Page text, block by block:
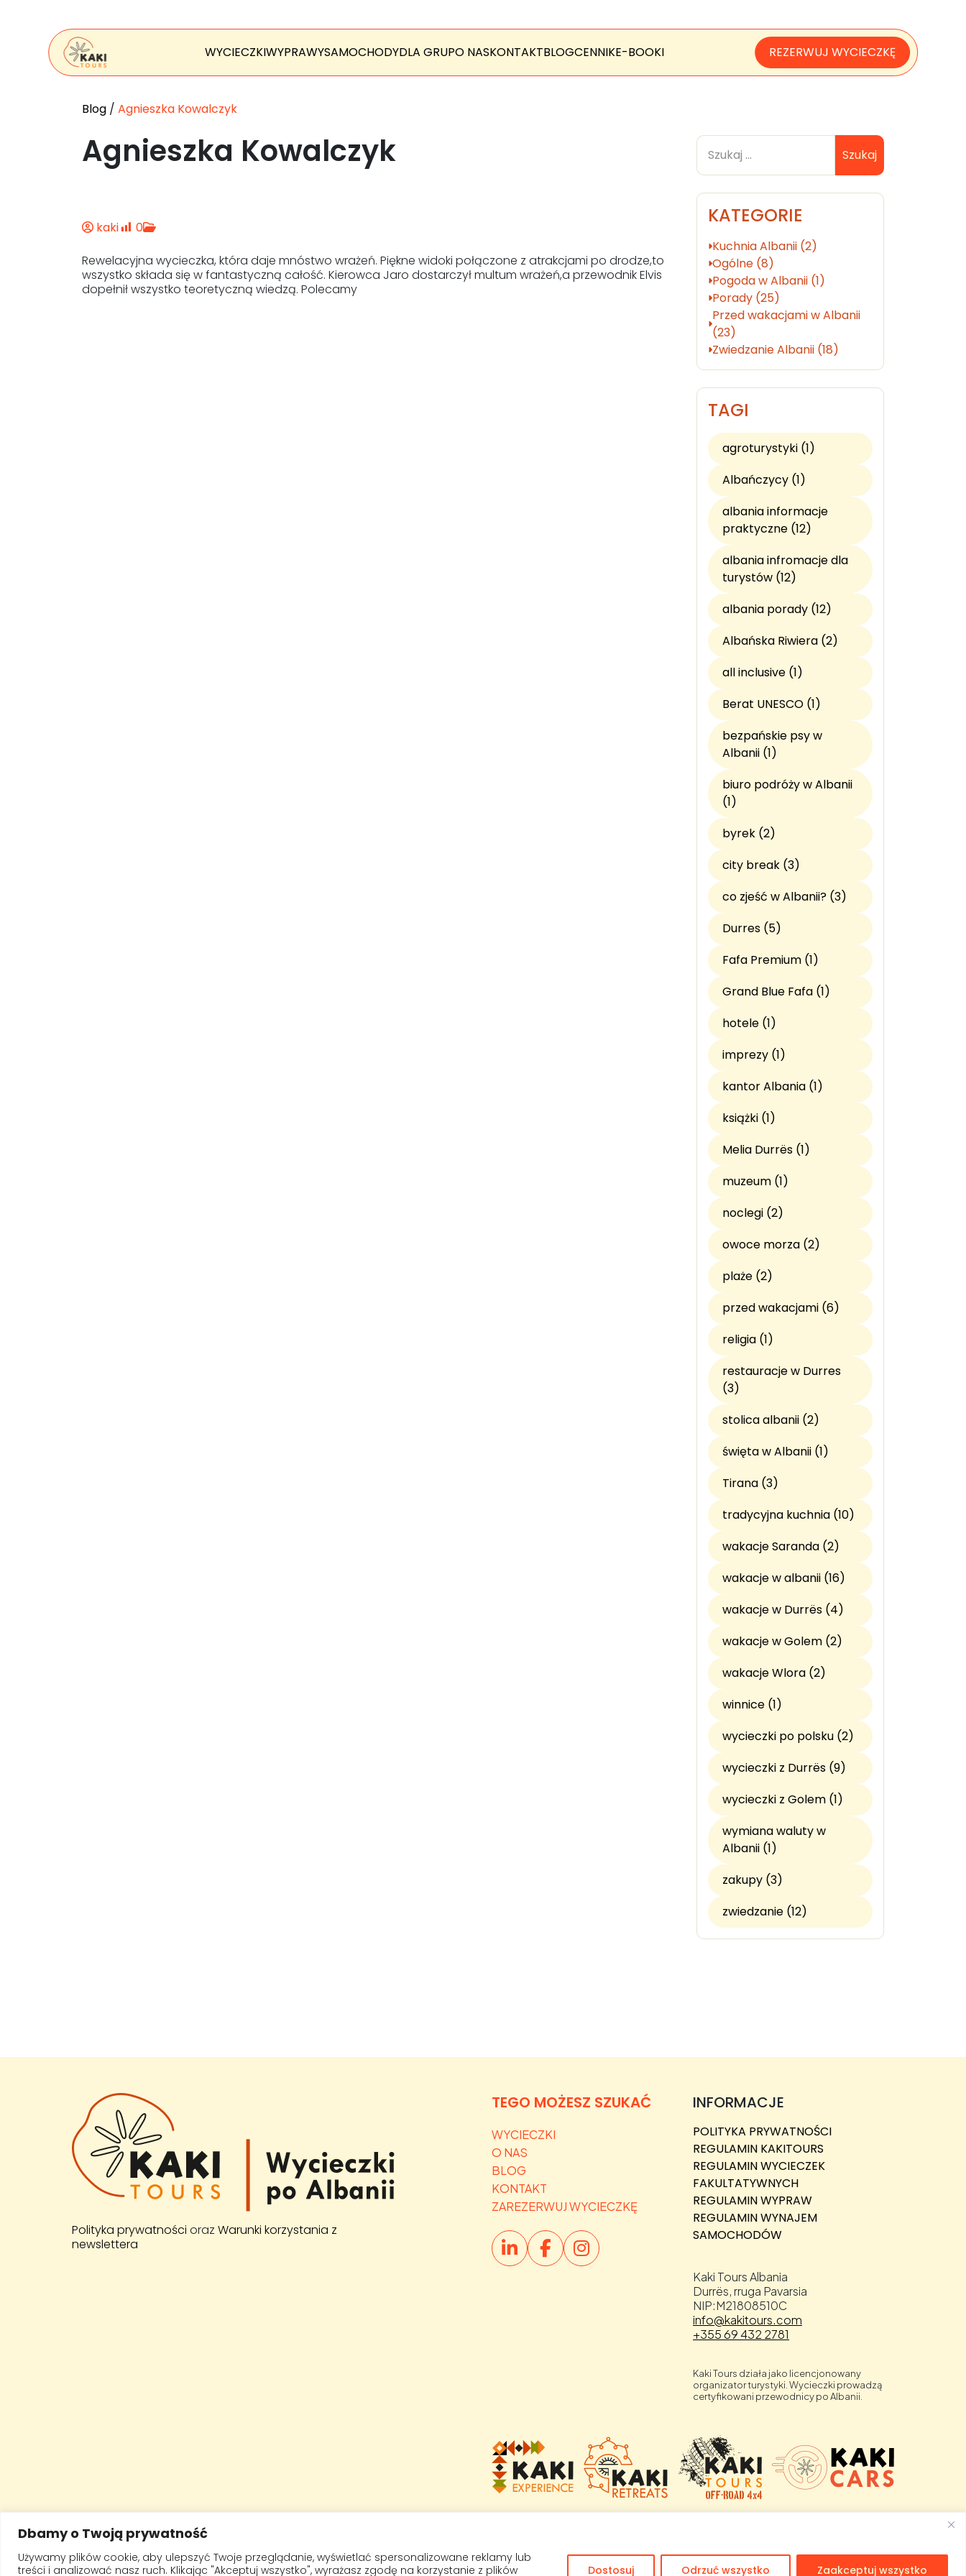
Dbamy o Twoją prywatność
Używamy plików cookie, aby ulepszyć Twoje przeglądanie, wyświetlać spersonalizowane reklamy lub
treści i analizować nasz ruch. Klikając "Akceptuj wszystko", wyrażasz zgodę na korzystanie z plików
Dostosuj Odrzuć wszystko Zaakceptuj wszystko
WYCIECZKIWYPRAWYSAMOCHODYDLA GRUPO NASKONTAKTBLOGCENNIKE-BOOKI REZERWUJ WYCIECZKĘ
Blog / Agnieszka Kowalczyk
Agnieszka Kowalczyk
kaki
0
Rewelacyjna wycieczka, która daje mnóstwo wrażeń. Piękne widoki połączone z atrakcjami po drodze,to
wszystko składa się w fantastyczną całość. Kierowca Jaro dostarczył multum wrażeń,a przewodnik Elvis
dopełnił wszystko teoretyczną wiedzą. Polecamy
Szukaj
KATEGORIE
Kuchnia Albanii (2)
Ogólne (8)
Pogoda w Albanii (1)
Porady (25)
Przed wakacjami w Albanii
(23)
Zwiedzanie Albanii (18)
TAGI
agroturystyki (1)
Albańczycy (1)
albania informacje
praktyczne (12)
albania infromacje dla
turystów (12)
albania porady (12)
Albańska Riwiera (2)
all inclusive (1)
Berat UNESCO (1)
bezpańskie psy w
Albanii (1)
biuro podróży w Albanii
(1)
byrek (2)
city break (3)
co zjeść w Albanii? (3)
Durres (5)
Fafa Premium (1)
Grand Blue Fafa (1)
hotele (1)
imprezy (1)
kantor Albania (1)
książki (1)
Melia Durrës (1)
muzeum (1)
noclegi (2)
owoce morza (2)
plaże (2)
przed wakacjami (6)
religia (1)
restauracje w Durres
(3)
stolica albanii (2)
święta w Albanii (1)
Tirana (3)
tradycyjna kuchnia (10)
wakacje Saranda (2)
wakacje w albanii (16)
wakacje w Durrës (4)
wakacje w Golem (2)
wakacje Wlora (2)
winnice (1)
wycieczki po polsku (2)
wycieczki z Durrës (9)
wycieczki z Golem (1)
wymiana waluty w
Albanii (1)
zakupy (3)
zwiedzanie (12)
Polityka prywatności oraz Warunki korzystania z
newslettera
TEGO MOŻESZ SZUKAĆ
WYCIECZKI
O NAS
BLOG
KONTAKT
ZAREZERWUJ WYCIECZKĘ
INFORMACJE
POLITYKA PRYWATNOŚCI
REGULAMIN KAKITOURS
REGULAMIN WYCIECZEK
FAKULTATYWNYCH
REGULAMIN WYPRAW
REGULAMIN WYNAJEM
SAMOCHODÓW
Kaki Tours Albania
Durrës, rruga Pavarsia
NIP:M21808510C
info@kakitours.com
+355 69 432 2781
Kaki Tours działa jako licencjonowany
organizator turystyki. Wycieczki prowadzą
certyfikowani przewodnicy po Albanii.